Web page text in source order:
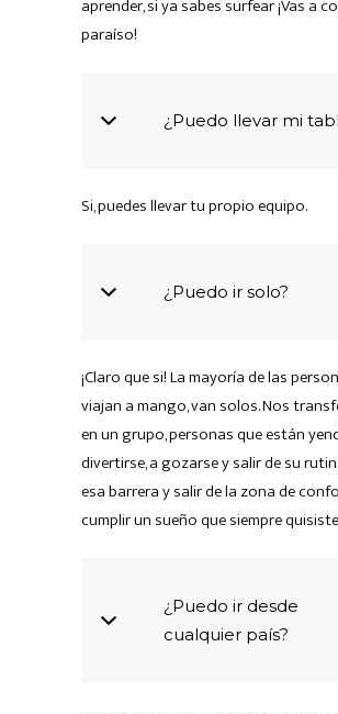
aprender, si ya sabes surfear ¡Vas a
paraíso!
¿Puedo llevar mi
Si, puedes llevar tu propio equipo.
¿Puedo ir solo?
¡Claro que si! La mayoría de las
viajan a mango, van solos. Nos
en un grupo, personas que están
divertirse, a gozarse y salir de su
esa barrera y salir de la zona de
cumplir un sueño que siempre
¿Puedo ir desde
cualquier país?